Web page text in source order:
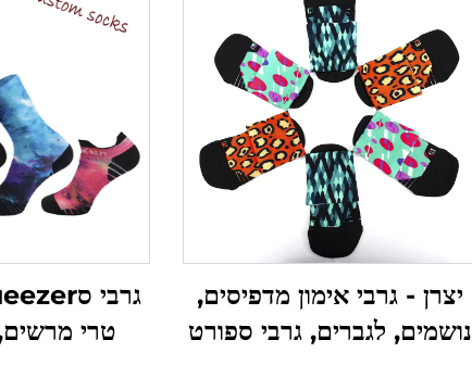
יצרן - גרבי אימון מדפיסים,
נושמים, לגברים, גרבי ספורט
טרי